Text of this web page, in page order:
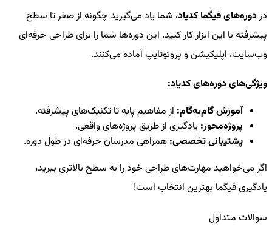
دردوره‌های فیگما کدیاد، شما یاد می‌گیرید چگونه از صفر تا سطح
پیشرفته با این ابزار کار کنید. این دوره‌ها شما را برای طراحی حرفه‌ای
وب‌سایت، اپلیکیشن و پروتوتایپ آماده می‌کنند.
ویژگی‌های دوره‌های کدیاد:
آموزش گام‌به‌گام: از مفاهیم پایه تا تکنیک‌های پیشرفته.
پروژه‌محور: یادگیری از طریق پروژه‌های واقعی.
پشتیبانی تخصصی: همراهی مدرسان حرفه‌ای در طول دوره.
اگر می‌خواهید مهارت‌های طراحی خود را به سطح بالاتری ببرید،
یادگیری فیگما بهترین انتخاب است!
سوالات متداول